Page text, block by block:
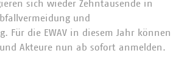
sich wieder Zehntausende in
und
Für die EWAV in diesem Jahr können
Akteure nun ab sofort anmelden.